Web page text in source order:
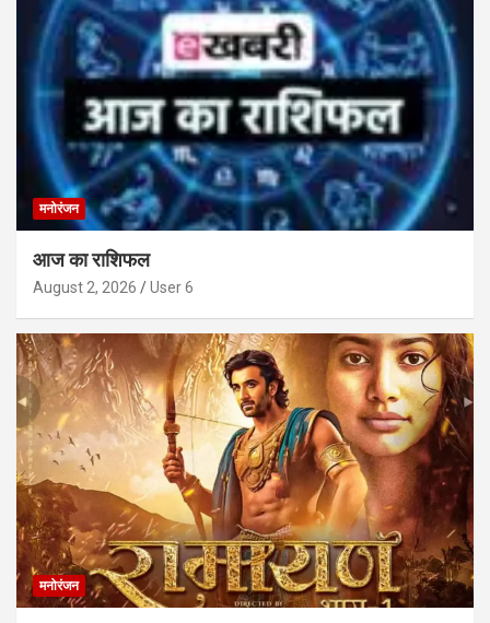
मनोरंजन
आज का राशिफल
August 2, 2026 User 6
मनोरंजन